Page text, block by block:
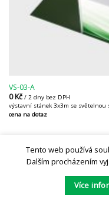
VS-03-A
0Kč / 2 dny bez DPH
výstavní stánek 3x3m se světelnou
cena na dotaz
Tento web používá
Dalším procházením
Více